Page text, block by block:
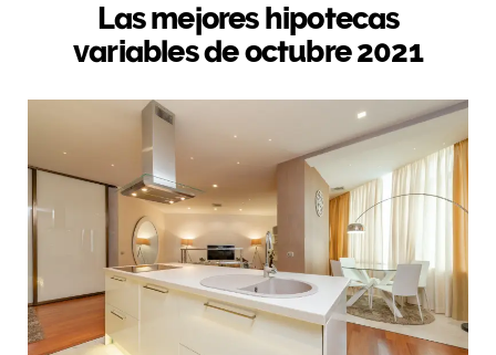
Las mejores hipotecas
variables de octubre 2021